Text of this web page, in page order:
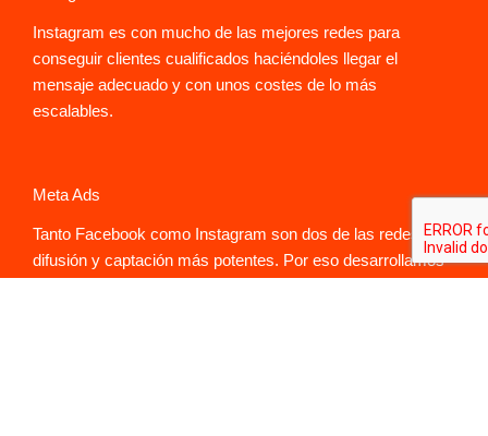
Instagram es con mucho de las mejores redes para
conseguir clientes cualificados haciéndoles llegar el
mensaje adecuado y con unos costes de lo más
escalables.
Meta Ads
Tanto Facebook como Instagram son dos de las redes de
difusión y captación más potentes. Por eso desarrollamos